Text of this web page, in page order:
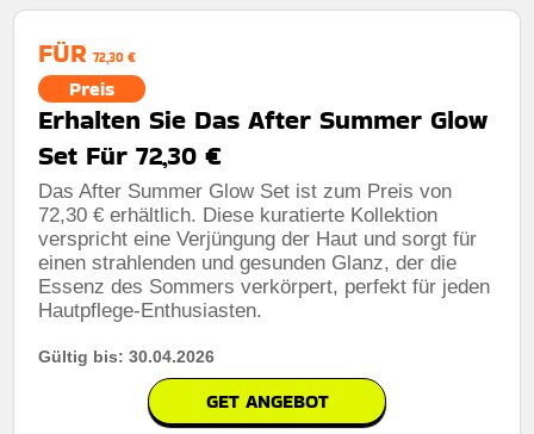
FÜR 72,30 €
Preis
Erhalten Sie Das After Summer Glow
Set Für 72,30 €
Das After Summer Glow Set ist zum Preis von
72,30 € erhältlich. Diese kuratierte Kollektion
verspricht eine Verjüngung der Haut und sorgt für
einen strahlenden und gesunden Glanz, der die
Essenz des Sommers verkörpert, perfekt für jeden
Hautpflege-Enthusiasten.
Gültig bis: 30.04.2026
GET ANGEBOT